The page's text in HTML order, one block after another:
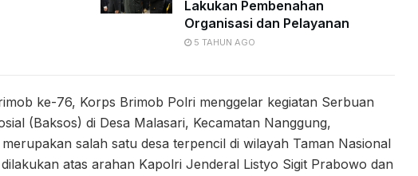
Lakukan Pembenahan
Organisasi dan Pelayanan
5 TAHUN AGO
ke-76, Korps Brimob Polri menggelar kegiatan Serbuan
(Baksos) di Desa Malasari, Kecamatan Nanggung,
salah satu desa terpencil di wilayah Taman Nasional
atas arahan Kapolri Jenderal Listyo Sigit Prabowo dan